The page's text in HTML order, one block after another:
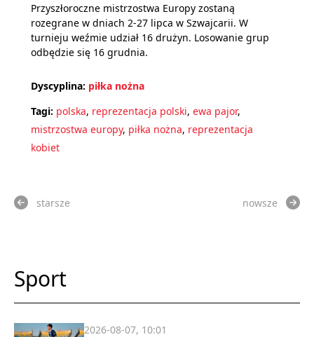
Przyszłoroczne mistrzostwa Europy zostaną
rozegrane w dniach 2-27 lipca w Szwajcarii. W
turnieju weźmie udział 16 drużyn. Losowanie grup
odbędzie się 16 grudnia.
Dyscyplina: piłka nożna
Tagi: polska, reprezentacja polski, ewa pajor,
mistrzostwa europy, piłka nożna, reprezentacja
kobiet
starsze nowsze
Sport
2026-08-07, 10:01